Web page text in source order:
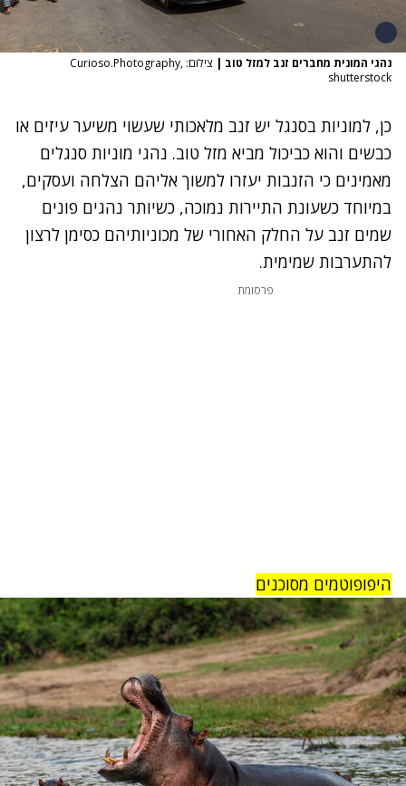
נהגי המונית מחברים זנב למזל טוב |
צילום: Curioso.Photography,
shutterstock
כן, למוניות בסנגל יש זנב מלאכותי שעשוי משיער עיזים או
כבשים והוא כביכול מביא מזל טוב. נהגי מוניות סנגלים
מאמינים כי הזנבות יעזרו למשוך אליהם הצלחה ועסקים,
במיוחד כשעונת התיירות נמוכה, כשיותר נהגים פונים
שמים זנב על החלק האחורי של מכוניותיהם כסימן לרצון
להתערבות שמימית.
פרסומת
היפופוטמים מסוכנים